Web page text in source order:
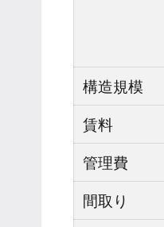
構造規模
賃料
管理費
間取り